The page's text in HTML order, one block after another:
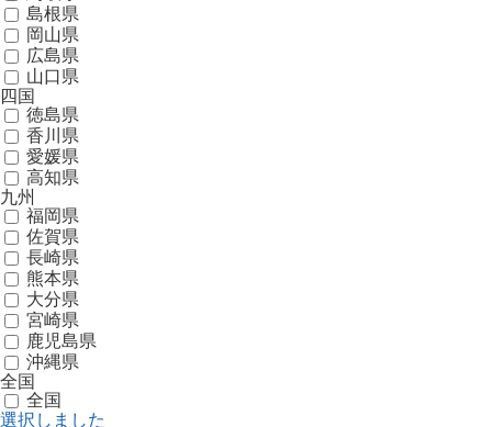
島根県
岡山県
広島県
山口県
四国
徳島県
香川県
愛媛県
高知県
九州
福岡県
佐賀県
長崎県
熊本県
大分県
宮崎県
鹿児島県
沖縄県
全国
全国
選択しました